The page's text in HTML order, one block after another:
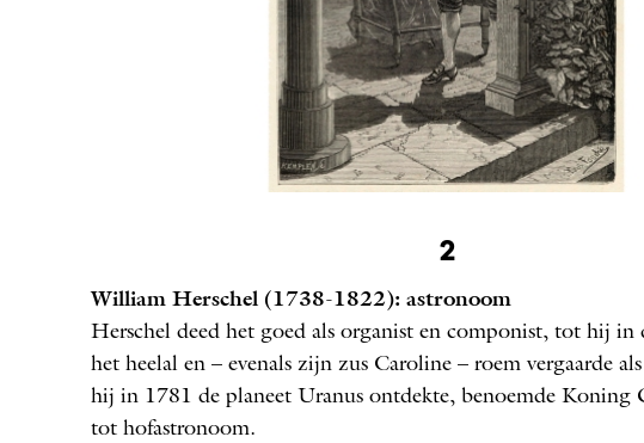
2
William Herschel (1738-1822): astronoom
Herschel deed het goed als organist en componist, tot hij in
het heelal en – evenals zijn zus Caroline – roem vergaarde
hij in 1781 de ­planeet Uranus ontdekte, benoemde Koning
tot hofastronoom.